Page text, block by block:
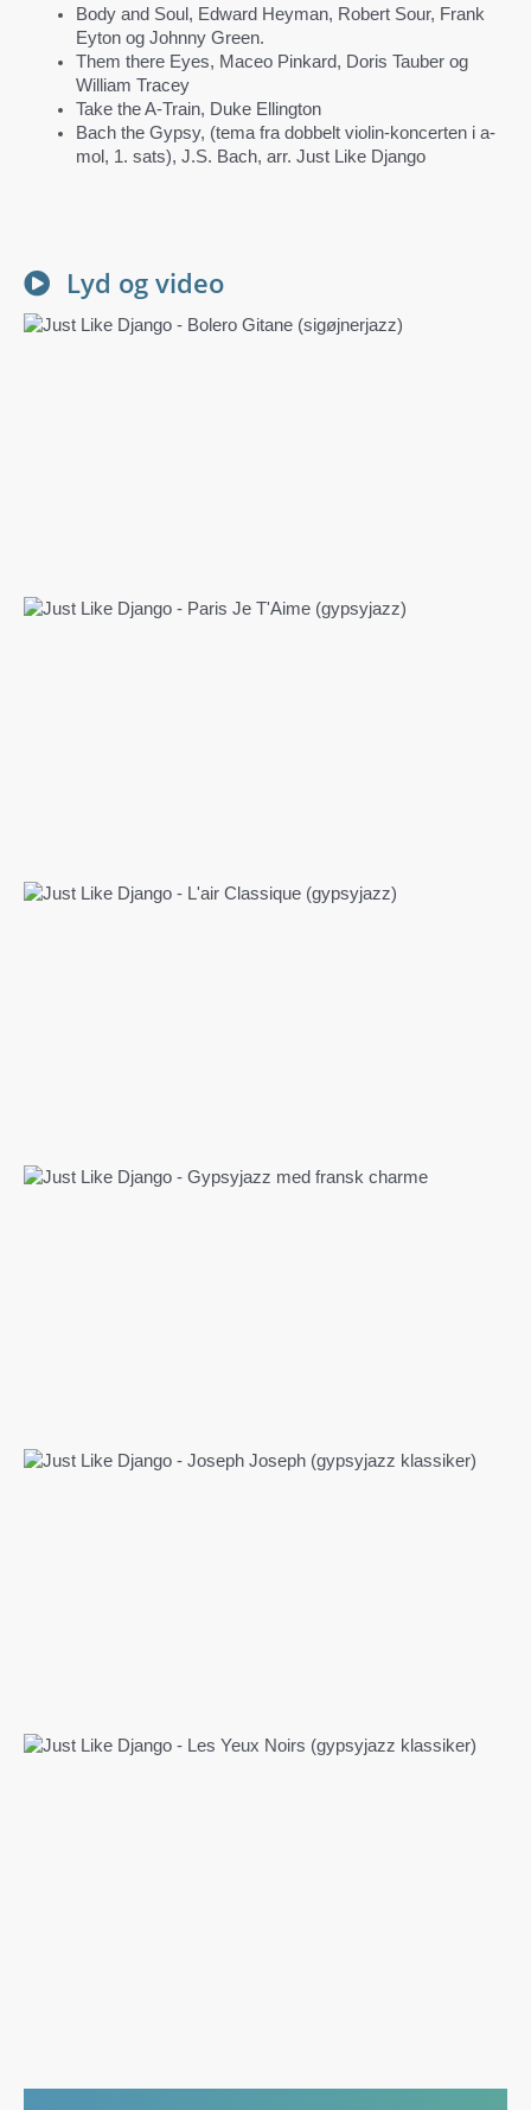
Body and Soul, Edward Heyman, Robert Sour, Frank
Eyton og Johnny Green.
Them there Eyes, Maceo Pinkard, Doris Tauber og
William Tracey
Take the A-Train, Duke Ellington
Bach the Gypsy, (tema fra dobbelt violin-koncerten i a-
mol, 1. sats), J.S. Bach, arr. Just Like Django
Lyd og video